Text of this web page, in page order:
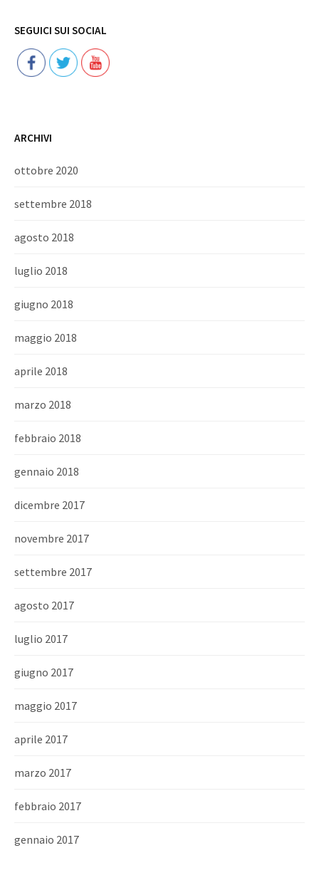
SEGUICI SUI SOCIAL
ARCHIVI
ottobre 2020
settembre 2018
agosto 2018
luglio 2018
giugno 2018
maggio 2018
aprile 2018
marzo 2018
febbraio 2018
gennaio 2018
dicembre 2017
novembre 2017
settembre 2017
agosto 2017
luglio 2017
giugno 2017
maggio 2017
aprile 2017
marzo 2017
febbraio 2017
gennaio 2017